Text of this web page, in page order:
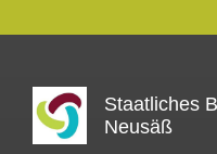
Staatliches
Neusäß